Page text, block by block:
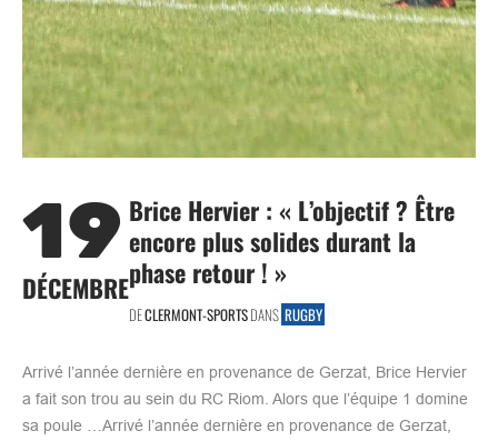
19
DÉCEMBRE
Brice Hervier : « L’objectif ? Être
encore plus solides durant la
phase retour ! »
DECLERMONT-SPORTSDANS RUGBY
Arrivé l’année dernière en provenance de Gerzat, Brice Hervier
a fait son trou au sein du RC Riom. Alors que l’équipe 1 domine
sa poule …Arrivé l’année dernière en provenance de Gerzat,